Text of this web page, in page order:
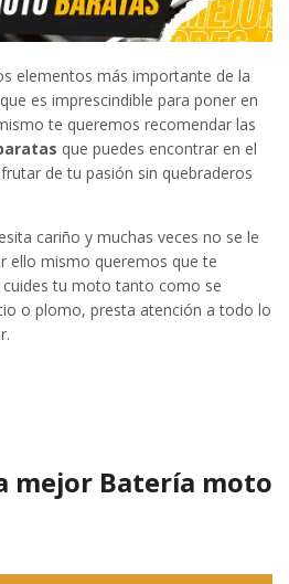
elementos más importante de la
es imprescindible para poner en
te queremos recomendar las
que puedes encontrar en el
de tu pasión sin quebraderos
cariño y muchas veces no se le
ello mismo queremos que te
tu moto tanto como se
o plomo, presta atención a todo lo
mejor Batería moto